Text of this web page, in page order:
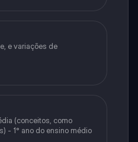
e variações de
(conceitos, como
- 1° ano do ensino médio